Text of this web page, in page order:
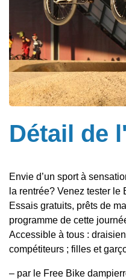
Détail de
Envie d’un sport à
la rentrée? Venez tester le
Essais gratuits, prêts de
programme de cette
Accessible à tous :
compétiteurs ; filles et
– par le Free Bike